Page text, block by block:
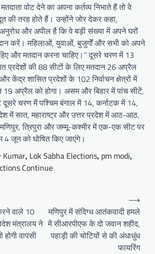
वोट देने का अपना कर्तव्य निभाते हैं तो वे
की तरह होते हैं। उन्होंने जोर देकर कहा,
अनुरोध और अपील है कि वे बड़ी संख्या में अपने घरों
करें। महिलाओं, युवाओं, बुजुर्गों और सभी को अपने
और मतदान करना चाहिए।” दूसरे चरण में 13
प्रदेशों की 88 सीटों के लिए मतदान 26 अप्रैल
केंद्र शासित प्रदेशों के 102 निर्वाचन क्षेत्रों में
अप्रैल को होगा। असम और बिहार में पांच सीटें,
दूसरे चरण में पश्चिम बंगाल में 14, कर्नाटक में 14,
में सात, महाराष्ट्र और उत्तर प्रदेश में आठ-आठ,
त्रिपुरा और जम्मू-कश्मीर में एक-एक सीट पर
4 जून को घोषित किए जाएंगे।
Kumar, Lok Sabha Elections, pm modi,
Continue
वाले 10
मंत्रालय ने
वापसी
मणिपुर में संदिग्ध आतंकवादी हमले
में सीआरपीएफ के दो जवान शहीद,
पहाड़ी की चोटियों से की अंधाधुंध
फायरिंग
⟶